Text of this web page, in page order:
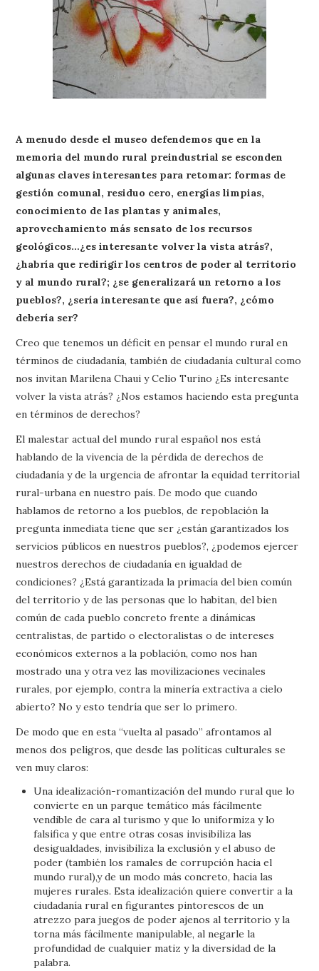
A menudo desde el museo defendemos que en la
memoria del mundo rural preindustrial se esconden
algunas claves interesantes para retomar: formas de
gestión comunal, residuo cero, energías limpias,
conocimiento de las plantas y animales,
aprovechamiento más sensato de los recursos
geológicos…¿es interesante volver la vista atrás?,
¿habría que redirigir los centros de poder al territorio
y al mundo rural?; ¿se generalizará un retorno a los
pueblos?, ¿sería interesante que así fuera?, ¿cómo
debería ser?
Creo que tenemos un déficit en pensar el mundo rural en
términos de ciudadanía, también de ciudadanía cultural como
nos invitan Marilena Chaui y Celio Turino ¿Es interesante
volver la vista atrás? ¿Nos estamos haciendo esta pregunta
en términos de derechos?
El malestar actual del mundo rural español nos está
hablando de la vivencia de la pérdida de derechos de
ciudadanía y de la urgencia de afrontar la equidad territorial
rural-urbana en nuestro país. De modo que cuando
hablamos de retorno a los pueblos, de repoblación la
pregunta inmediata tiene que ser ¿están garantizados los
servicios públicos en nuestros pueblos?, ¿podemos ejercer
nuestros derechos de ciudadanía en igualdad de
condiciones? ¿Está garantizada la primacía del bien común
del territorio y de las personas que lo habitan, del bien
común de cada pueblo concreto frente a dinámicas
centralistas, de partido o electoralistas o de intereses
económicos externos a la población, como nos han
mostrado una y otra vez las movilizaciones vecinales
rurales, por ejemplo, contra la minería extractiva a cielo
abierto? No y esto tendría que ser lo primero.
De modo que en esta “vuelta al pasado” afrontamos al
menos dos peligros, que desde las políticas culturales se
ven muy claros:
Una idealización-romantización del mundo rural que lo
convierte en un parque temático más fácilmente
vendible de cara al turismo y que lo uniformiza y lo
falsifica y que entre otras cosas invisibiliza las
desigualdades, invisibiliza la exclusión y el abuso de
poder (también los ramales de corrupción hacia el
mundo rural),y de un modo más concreto, hacia las
mujeres rurales. Esta idealización quiere convertir a la
ciudadanía rural en figurantes pintorescos de un
atrezzo para juegos de poder ajenos al territorio y la
torna más fácilmente manipulable, al negarle la
profundidad de cualquier matiz y la diversidad de la
palabra.